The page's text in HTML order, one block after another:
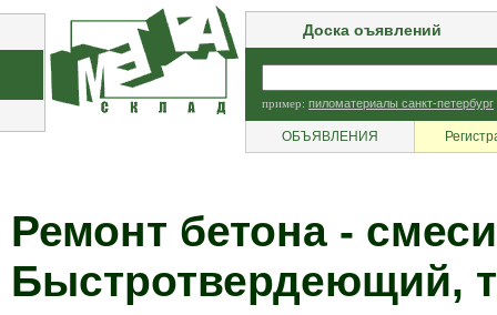
Доска оъявлений
пример: пиломатериалы санкт-петербург
ОБЪЯВЛЕНИЯ
Ремонт бетона -
Быстротвердеющий,